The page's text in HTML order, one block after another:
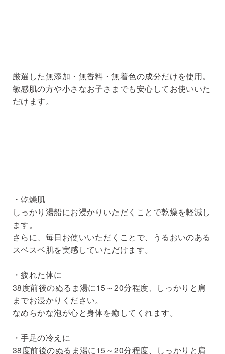
厳選した無添加・無香料・無着色の成分だけを使用。
敏感肌の方や小さなお子さまでも安心してお使いいた
だけます。
・乾燥肌
しっかり湯船にお浸かりいただくことで乾燥を軽減し
ます。
さらに、毎日お使いいただくことで、うるおいのある
スベスベ肌を実感していただけます。
・疲れた体に
38度前後のぬるま湯に15～20分程度、しっかりと肩
までお浸かりください。
なめらかな泡が心と身体を癒してくれます。
・手足の冷えに
38度前後のぬるま湯に15～20分程度、しっかりと肩